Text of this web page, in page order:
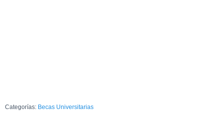
Categorías: Becas Universitarias